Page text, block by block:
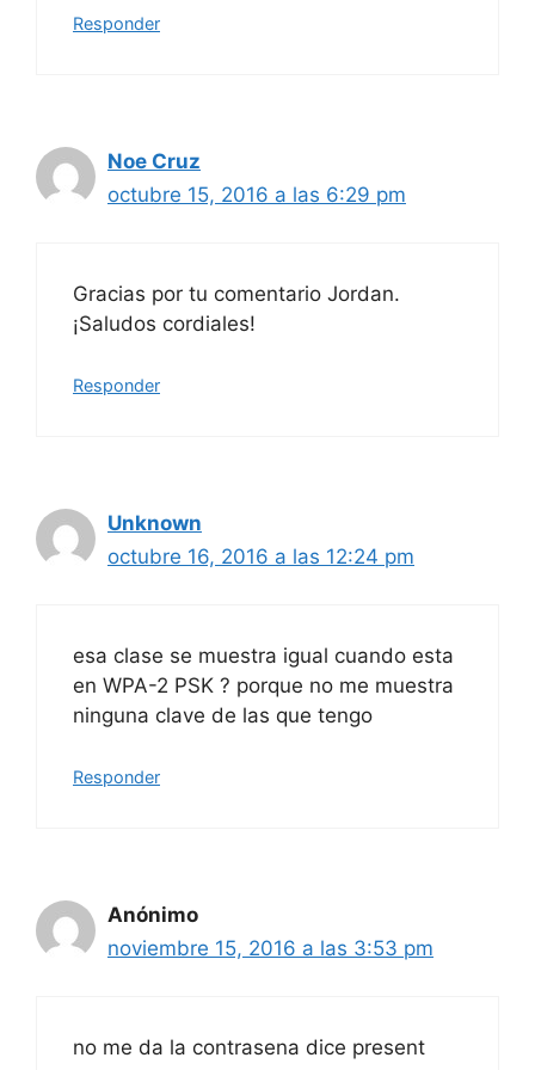
Responder
Noe Cruz
octubre 15, 2016 a las 6:29 pm
Gracias por tu comentario Jordan.
¡Saludos cordiales!
Responder
Unknown
octubre 16, 2016 a las 12:24 pm
esa clase se muestra igual cuando esta
en WPA-2 PSK ? porque no me muestra
ninguna clave de las que tengo
Responder
Anónimo
noviembre 15, 2016 a las 3:53 pm
no me da la contrasena dice present